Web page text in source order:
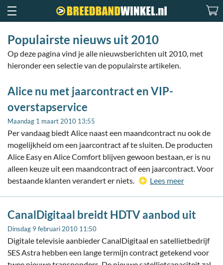
Populairste nieuws uit 2010
Op deze pagina vind je alle nieuwsberichten uit 2010, met
hieronder een selectie van de populairste artikelen.
Alice nu met jaarcontract en VIP-
overstapservice
Maandag 1 maart 2010 13:55
Per vandaag biedt Alice naast een maandcontract nu ook de
mogelijkheid om een jaarcontract af te sluiten. De producten
Alice Easy en Alice Comfort blijven gewoon bestaan, er is nu
alleen keuze uit een maandcontract of een jaarcontract. Voor
bestaande klanten verandert er niets.
Lees meer
CanalDigitaal breidt HDTV aanbod uit
Dinsdag 9 februari 2010 11:50
Digitale televisie aanbieder CanalDigitaal en satellietbedrijf
SES Astra hebben een lange termijn contract getekend voor